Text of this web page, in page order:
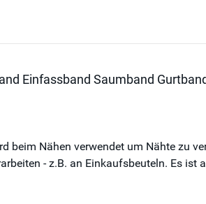
Einfassband Saumband
Nähen verwendet um Nähte zu
- z.B. an Einkaufsbeuteln. Es ist